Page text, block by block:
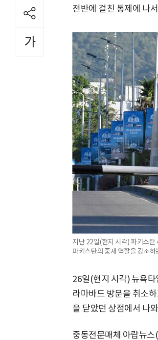
전반에 걸친 통제에 나
지난 22일(현지 시각) 파키스탄
파키스탄의 중재 역할을 강조
26일(현지 시각) 뉴욕
라마바드 방문을 취소
을 닫았던 상점에서 나
중동전문매체 아랍뉴